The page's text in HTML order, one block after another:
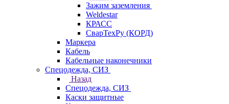
Зажим заземления
Weldestar
КРАСС
СварТехРу (КОРД)
Маркера
Кабель
Кабельные наконечники
Спецодежда, СИЗ
Назад
Спецодежда, СИЗ
Каски защитные